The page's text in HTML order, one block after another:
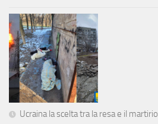
Ucraina la scelta tra la resa e il martirio